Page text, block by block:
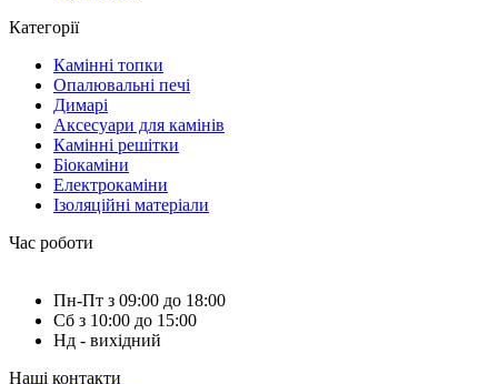
Категорії
Камінні топки
Опалювальні печі
Димарі
Аксесуари для камінів
Камінні решітки
Біокаміни
Електрокаміни
Ізоляційні матеріали
Час роботи
Пн-Пт з 09:00 до 18:00
Сб з 10:00 до 15:00
Нд - вихідний
Наші контакти